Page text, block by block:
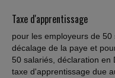
Taxe d'apprentissage
pour les employeurs de
décalage de la paye et
50 salariés, déclaration en
taxe d'apprentissage due